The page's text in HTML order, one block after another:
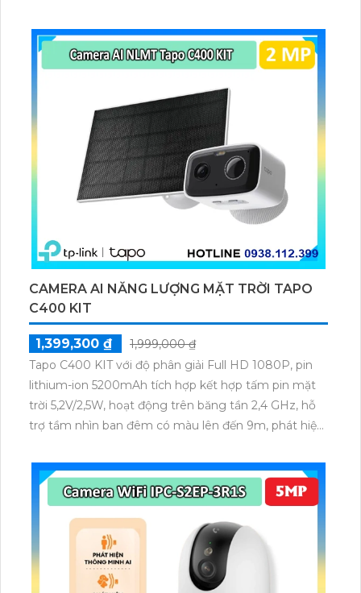
thú cưng, phương tiện, lưu trữ thẻ microSD tối đa 512
GB.
CAMERA AI NĂNG LƯỢNG MẶT TRỜI TAPO
C400 KIT
1,399,300 ₫
1,999,000 ₫
Tapo C400 KIT với độ phân giải Full HD 1080P, pin
lithium-ion 5200mAh tích hợp kết hợp tấm pin mặt
trời 5,2V/2,5W, hoạt động trên băng tần 2,4 GHz, hỗ
trợ tầm nhìn ban đêm có màu lên đến 9m, phát hiện
dữ liệu qua thẻ microSD lên đến 512GB.